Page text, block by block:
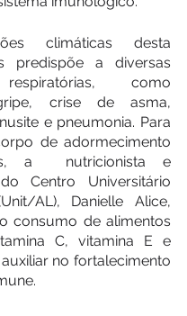
climáticas desta
predispõe a diversas
como
crise de asma,
e pneumonia. Para
de adormecimento
a  nutricionista e
Centro Universitário
AL), Danielle Alice,
consumo de alimentos
C, vitamina E e
no fortalecimento